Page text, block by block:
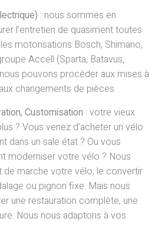
: nous sommes en
l’entretien de quasiment toutes
motorisations Bosch, Shimano,
Accell (Sparta, Batavus,
pouvons procéder aux mises à
changements de pièces.
Customisation : votre vieux
? Vous venez d’acheter un vélo
dans un sale état ? Ou vous
moderniser votre vélo ? Nous
marche votre vélo, le convertir
ou pignon fixe. Mais nous
une restauration complète, une
Nous nous adaptons à vos